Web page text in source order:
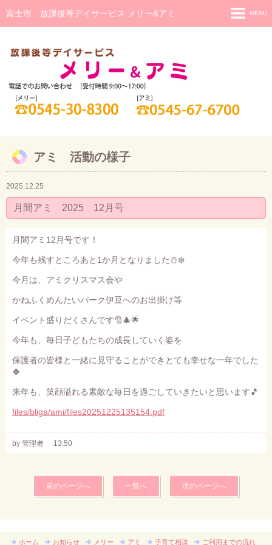
富士市 放課後等デイサービス メリー&アミ MENU
メリー 活動の様子
アミ(重症心身障害児)
アミ 活動の様子
研修・相談
スタッフ紹介
アミ 活動の様子
2025.12.25
月間アミ 2025 12月号
月間アミ12月号です！
今年も残すところあと1か月となりました☃️❄️
今月は、アミクリスマス会や
かねふくめんたいパーク伊豆へのお出掛け等
イベント盛りだくさんです🎅🎄🌟
今年も、毎日子どもたちの成長していく姿を
保護者の皆様と一緒に見守ることができとても幸せな一年でした
🍀
来年も、笑顔溢れる素敵な毎日を過ごしていきたいと思います🎵
files/bliga/ami/files20251225135154.pdf
by 管理者 13:50
前のページへ 一覧へ 次のページへ
ホーム お知らせ メリー アミ 子育て相談 ご利用までの流れ